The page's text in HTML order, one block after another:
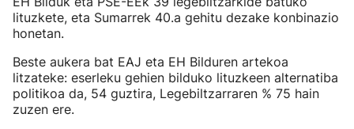
lituzkete, eta Sumarrek 40.a gehitu dezake konbinazio
honetan.
Beste aukera bat EAJ eta EH Bilduren artekoa
litzateke: eserleku gehien bilduko lituzkeen alternatiba
politikoa da, 54 guztira, Legebiltzarraren % 75 hain
zuzen ere.